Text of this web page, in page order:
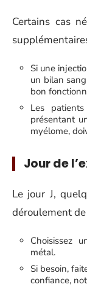
Certains cas
Si une
un bilan
bon
Les
présentant
myélome,
Jour de
Le jour J,
déroulement de
Choisissez
métal.
Si besoin,
confiance,